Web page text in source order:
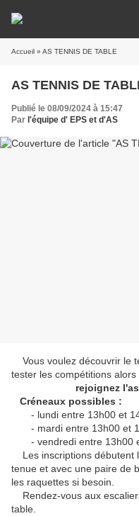
Accueil » AS TENNIS DE TABLE
AS TENNIS DE
Publié le 08/09/2024 à 15:47
Par l'équipe d' EPS et d'AS
Vous voulez découvrir le
tester les compétitions alors
rejoignez
Créneaux possibles :
- lundi entre 13h00 et
- mardi entre 13h00 et
- vendredi entre 13h00
Les inscriptions débutent
tenue et avec une paire de
les raquettes si besoin.
Rendez-vous aux
table.